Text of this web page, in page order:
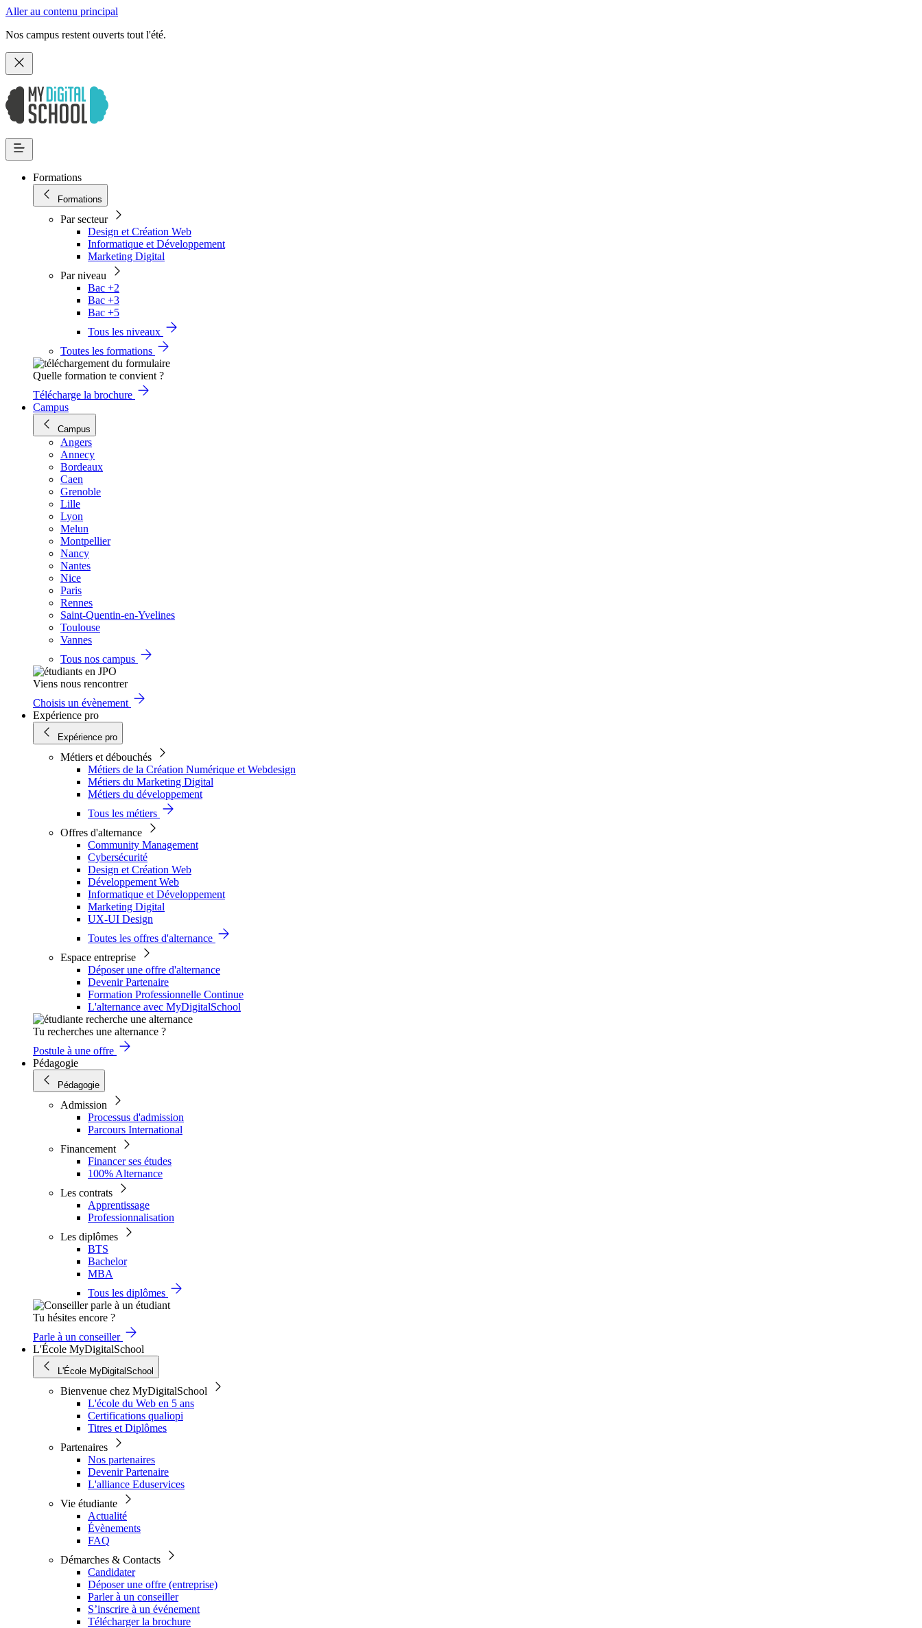
Aller au contenu principal
Nos campus restent ouverts tout l'été.
Formations
Formations
Par secteur
Design et Création Web
Informatique et Développement
Marketing Digital
Par niveau
Bac +2
Bac +3
Bac +5
Tous les niveaux
Toutes les formations
Quelle formation te convient ?
Télécharge la brochure
Campus
Campus
Angers
Annecy
Bordeaux
Caen
Grenoble
Lille
Lyon
Melun
Montpellier
Nancy
Nantes
Nice
Paris
Rennes
Saint-Quentin-en-Yvelines
Toulouse
Vannes
Tous nos campus
Viens nous rencontrer
Choisis un évènement
Expérience pro
Expérience pro
Métiers et débouchés
Métiers de la Création Numérique et Webdesign
Métiers du Marketing Digital
Métiers du développement
Tous les métiers
Offres d'alternance
Community Management
Cybersécurité
Design et Création Web
Développement Web
Informatique et Développement
Marketing Digital
UX-UI Design
Toutes les offres d'alternance
Espace entreprise
Déposer une offre d'alternance
Devenir Partenaire
Formation Professionnelle Continue
L'alternance avec MyDigitalSchool
Tu recherches une alternance ?
Postule à une offre
Pédagogie
Pédagogie
Admission
Processus d'admission
Parcours International
Financement
Financer ses études
100% Alternance
Les contrats
Apprentissage
Professionnalisation
Les diplômes
BTS
Bachelor
MBA
Tous les diplômes
Tu hésites encore ?
Parle à un conseiller
L'École MyDigitalSchool
L'École MyDigitalSchool
Bienvenue chez MyDigitalSchool
L'école du Web en 5 ans
Certifications qualiopi
Titres et Diplômes
Partenaires
Nos partenaires
Devenir Partenaire
L'alliance Eduservices
Vie étudiante
Actualité
Évènements
FAQ
Démarches & Contacts
Candidater
Déposer une offre (entreprise)
Parler à un conseiller
S’inscrire à un événement
Télécharger la brochure